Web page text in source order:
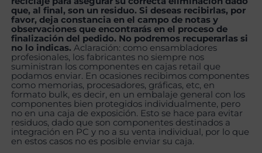
que, al final, son un residuo. Si deseas recibirlas, por
favor, deja constancia en el campo de notas y
observaciones que encontrarás en el proceso de
finalización del pedido. No podremos recuperarlas si
no lo indicas. Aclaración: como ensambladores
profesionales, los fabricantes no siempre nos
suministran los componentes en cajas retail que
podamos enviar. En ocasiones recibimos componentes
como memorias, procesadores, gráficas, etc, en
formato bulk, es decir, en un embalaje general con los
componentes bien protegidos individualmente, pero
no en una caja de exposición. Esto se hace para evitar
residuos, dado que son componentes destinados a
integración en PC y no a su venta individual, por lo que
en estos casos no es posible enviar su caja.